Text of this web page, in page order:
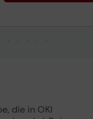
die in OKI